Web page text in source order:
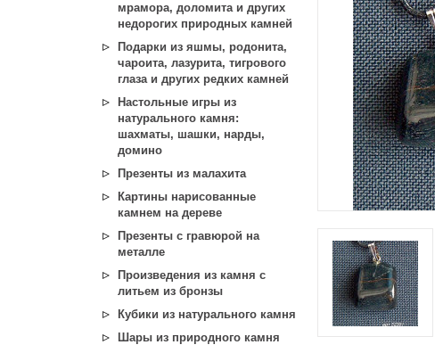
мрамора, доломита и других
недорогих природных камней
Подарки из яшмы, родонита,
чароита, лазурита, тигрового
глаза и других редких камней
Настольные игры из
натурального камня:
шахматы, шашки, нарды,
домино
Презенты из малахита
Картины нарисованные
камнем на дереве
Презенты с гравюрой на
металле
Произведения из камня с
литьем из бронзы
Кубики из натурального камня
Шары из природного камня